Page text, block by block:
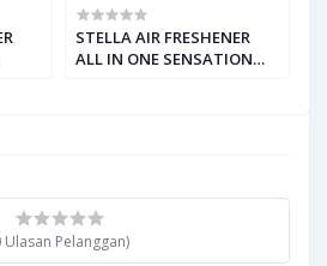
Ulasan Pelanggan)
STELLA AIR FRESHENER
ALL IN ONE SENSATION